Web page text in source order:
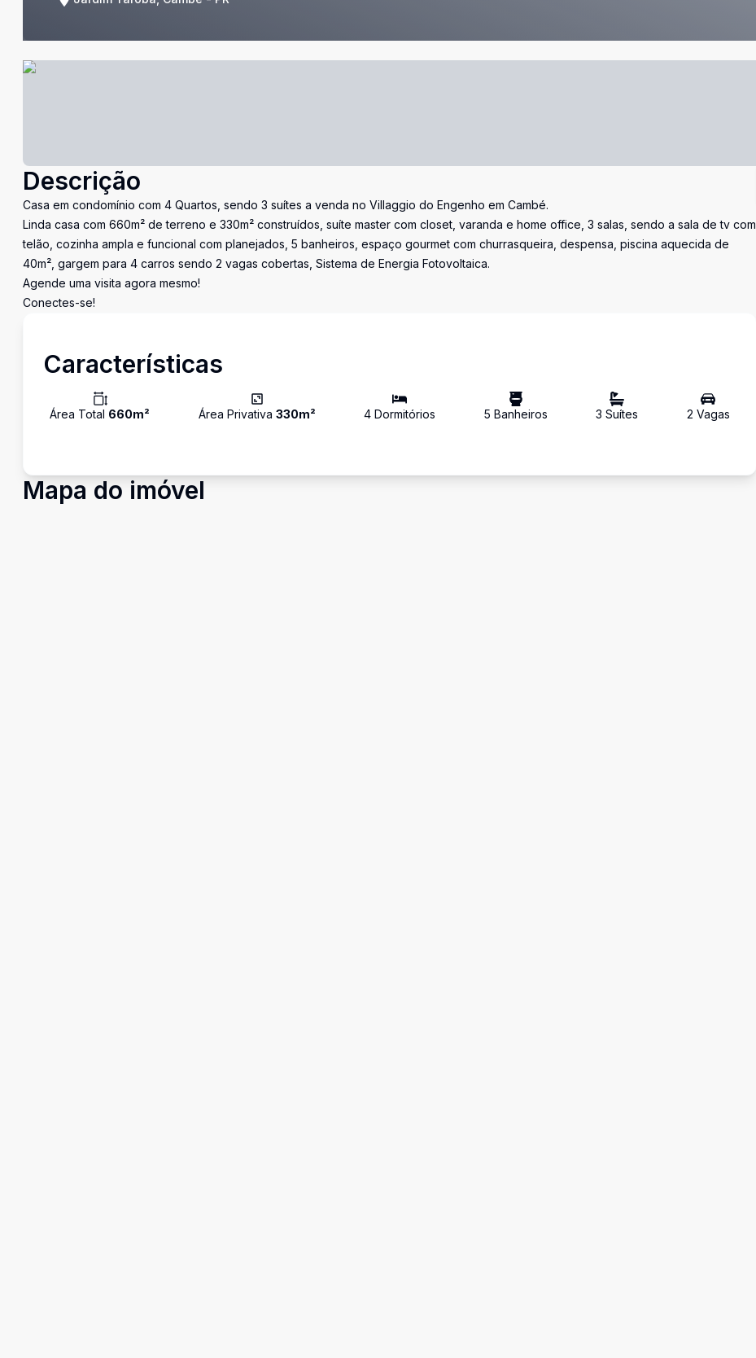
Descrição
Casa em condomínio com 4 Quartos, sendo 3 suítes a venda no Villaggio do Engenho em Cambé.
Linda casa com 660m² de terreno e 330m² construídos, suíte master com closet, varanda e home office, 3 salas, sendo a sala de tv com
telão, cozinha ampla e funcional com planejados, 5 banheiros, espaço gourmet com churrasqueira, despensa, piscina aquecida de
40m², gargem para 4 carros sendo 2 vagas cobertas, Sistema de Energia Fotovoltaica.
Agende uma visita agora mesmo!
Conectes-se!
Características
Área Total 660m² Área Privativa 330m² 4 Dormitórios 5 Banheiros 3 Suítes 2 Vagas
Mapa do imóvel